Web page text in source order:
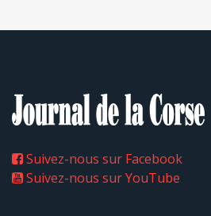
Suivez-nous sur Facebook
Suivez-nous sur YouTube